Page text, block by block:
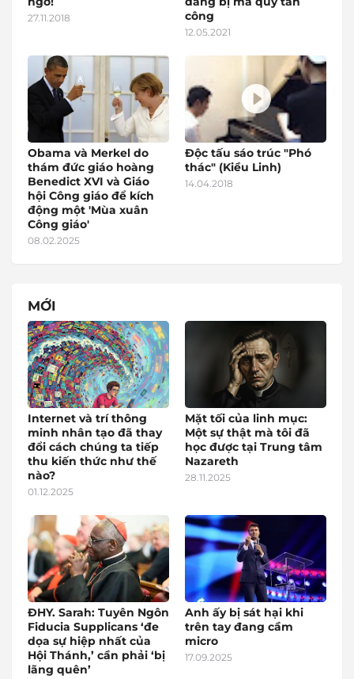
27.11.2018
công
12.05.2021
Obama và Merkel do
thám đức giáo hoàng
Benedict XVI và Giáo
hội Công giáo để kích
động một 'Mùa xuân
Công giáo'
08.02.2025
Độc tấu sáo trúc "Phó
thác" (Kiều Linh)
14.04.2018
MỚI
Internet và trí thông
minh nhân tạo đã thay
đổi cách chúng ta tiếp
thu kiến thức như thế
nào?
01.12.2025
Mặt tối của linh mục:
Một sự thật mà tôi đã
học được tại Trung tâm
Nazareth
28.11.2025
ĐHY. Sarah: Tuyên Ngôn
Fiducia Supplicans ‘đe
dọa sự hiệp nhất của
Hội Thánh,’ cần phải ‘bị
lãng quên’
Anh ấy bị sát hại khi
trên tay đang cầm
micro
17.09.2025